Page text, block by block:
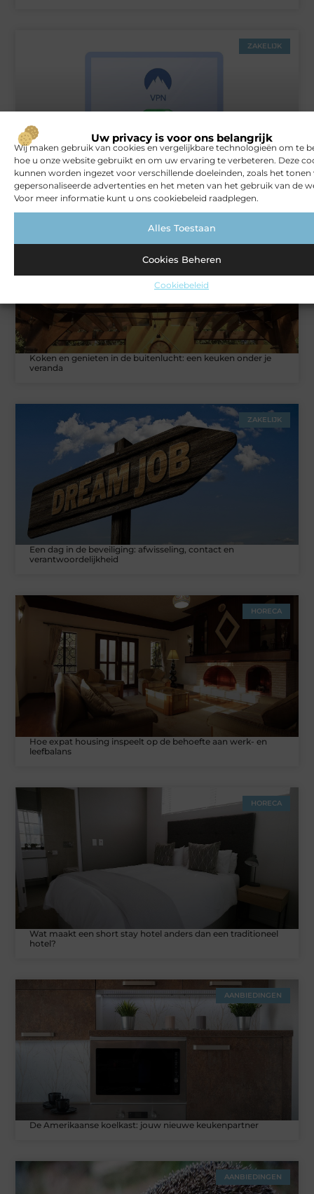
Uw privacy is voor ons belangrijk
Wij maken gebruik van cookies en vergelijkbare technologieën om te
hoe u onze website gebruikt en om uw ervaring te verbeteren. Deze
kunnen worden ingezet voor verschillende doeleinden, zoals het tonen
gepersonaliseerde advertenties en het meten van het gebruik van de
Voor meer informatie kunt u ons cookiebeleid raadplegen.
Alles Toestaan
Cookies Beheren
Cookiebeleid
ZAKELIJK
Rust en vertrouwen op elke locatie
Koken en genieten in de buitenlucht: een keuken onder je
veranda
ZAKELIJK
Een dag in de beveiliging: afwisseling, contact en
verantwoordelijkheid
HORECA
Hoe expat housing inspeelt op de behoefte aan werk- en
leefbalans
HORECA
Wat maakt een short stay hotel anders dan een traditioneel
hotel?
AANBIEDINGEN
De Amerikaanse koelkast: jouw nieuwe keukenpartner
AANBIEDINGEN